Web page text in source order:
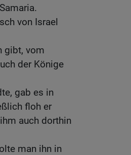
von Israel
gibt, vom
der Könige
gab es in
floh er
auch dorthin
man ihn in